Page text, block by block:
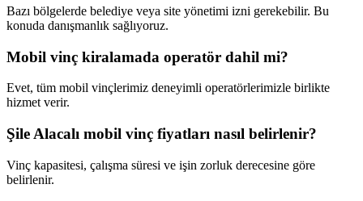
Bazı bölgelerde belediye veya site yönetimi izni gerekebilir. Bu
konuda danışmanlık sağlıyoruz.
Mobil vinç kiralamada operatör dahil mi?
Evet, tüm mobil vinçlerimiz deneyimli operatörlerimizle birlikte
hizmet verir.
Şile Alacalı mobil vinç fiyatları nasıl belirlenir?
Vinç kapasitesi, çalışma süresi ve işin zorluk derecesine göre
belirlenir.